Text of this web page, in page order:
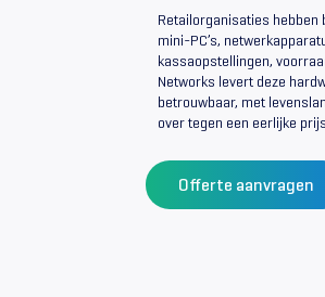
Retailorganisaties hebben
mini-PC’s,
kassaopstellingen,
Networks levert deze
betrouwbaar, met
over tegen een eerlijke
Offerte aanvragen